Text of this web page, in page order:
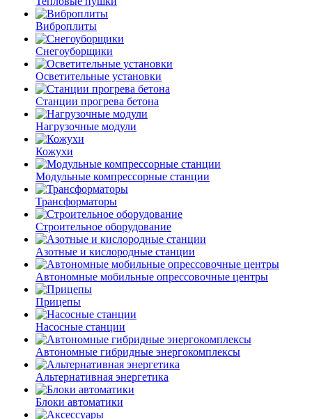
Виброплиты
Снегоуборщики
Осветительные установки
Станции прогрева бетона
Нагрузочные модули
Кожухи
Модульные компрессорные станции
Трансформаторы
Строительное оборудование
Азотные и кислородные станции
Автономные мобильные опрессовочные центры
Прицепы
Насосные станции
Автономные гибридные энергокомплексы
Альтернативная энергетика
Блоки автоматики